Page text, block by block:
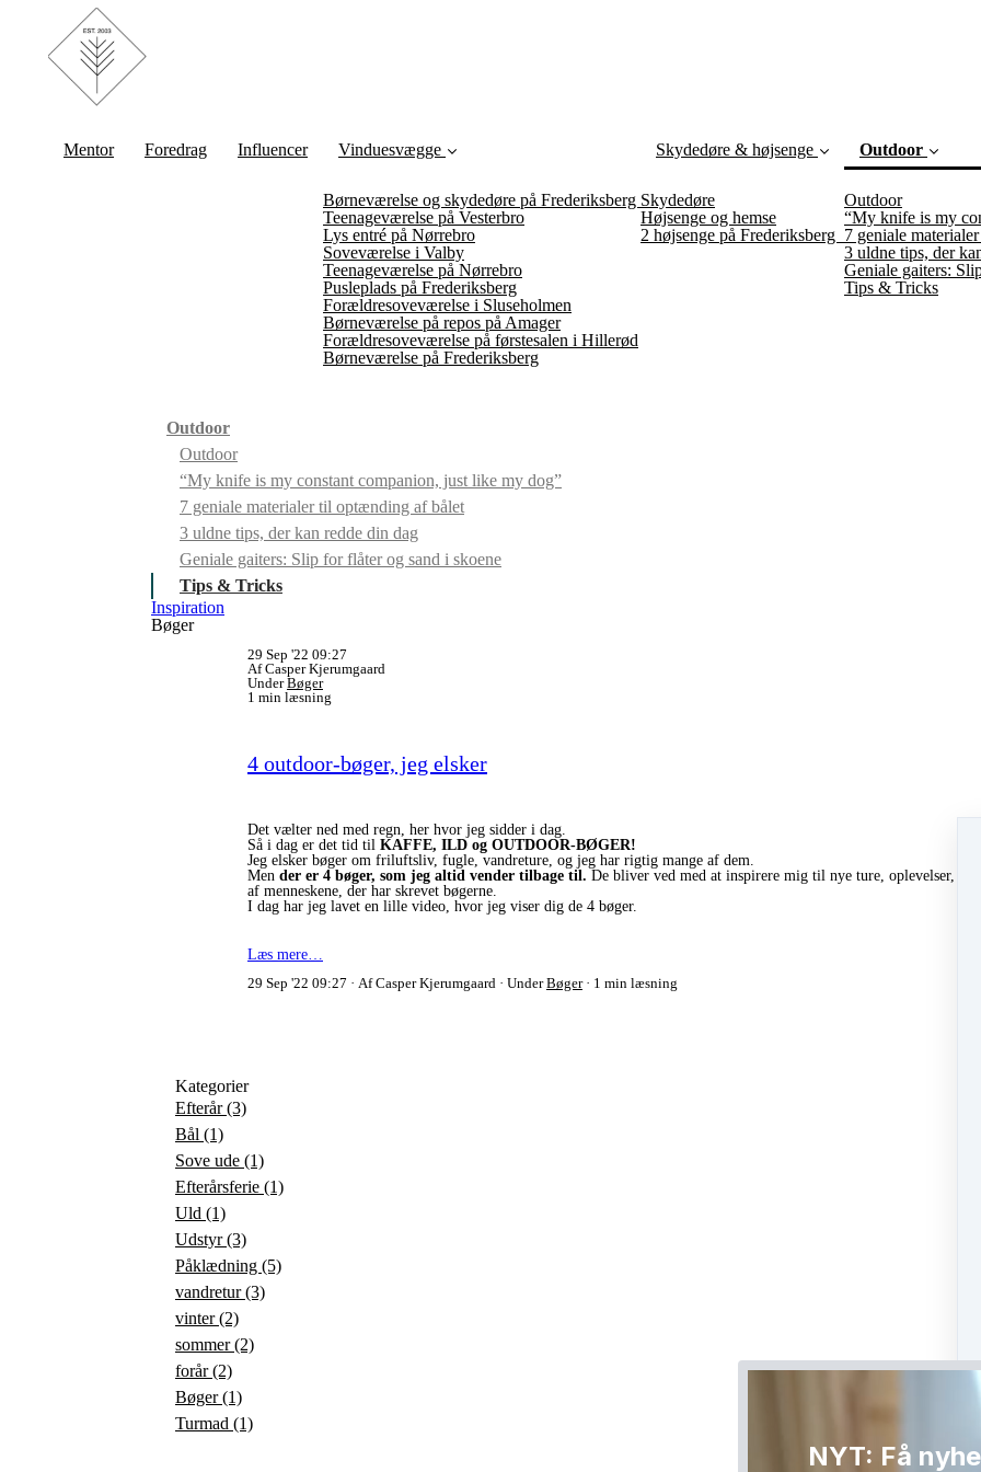
Mentor Foredrag Influencer Vinduesvægge
Børneværelse og skydedøre på Frederiksberg
Teenageværelse på Vesterbro
Lys entré på Nørrebro
Soveværelse i Valby
Teenageværelse på Nørrebro
Pusleplads på Frederiksberg
Forældresoveværelse i Sluseholmen
Børneværelse på repos på Amager
Forældresoveværelse på førstesalen i Hillerød
Børneværelse på Frederiksberg
Skydedøre & højsenge
Skydedøre
Højsenge og hemse
2 højsenge på Frederiksberg
Outdoor
Outdoor
“My knife is my
7 geniale
3 uldne tips, der
Geniale gaiters:
Tips & Tricks
Outdoor
Outdoor
“My knife is my constant companion, just like my dog”
7 geniale materialer til optænding af bålet
3 uldne tips, der kan redde din dag
Geniale gaiters: Slip for flåter og sand i skoene
Tips & Tricks
Inspiration
Bøger
29 Sep '22 09:27
Af Casper Kjerumgaard
UnderBøger
1 min læsning
4 outdoor-bøger, jeg elsker
Det vælter ned med regn, her hvor jeg sidder i dag.
Så i dag er det tid til KAFFE, ILD og OUTDOOR-BØGER!
Jeg elsker bøger om friluftsliv, fugle, vandreture, og jeg har rigtig mange af dem.
Men der er 4 bøger, som jeg altid vender tilbage til. De bliver ved med at inspirere mig til nye ture, oplevelser, og
af menneskene, der har skrevet bøgerne.
I dag har jeg lavet en lille video, hvor jeg viser dig de 4 bøger.
Læs mere…
29 Sep '22 09:27
Af Casper Kjerumgaard UnderBøger 1 min læsning
Kategorier
Efterår(3)
Bål (1)
Sove ude (1)
Efterårsferie (1)
Uld (1)
Udstyr(3)
Påklædning (5)
vandretur(3)
vinter(2)
sommer(2)
forår(2)
Bøger(1)
Turmad (1)
NYT: Få